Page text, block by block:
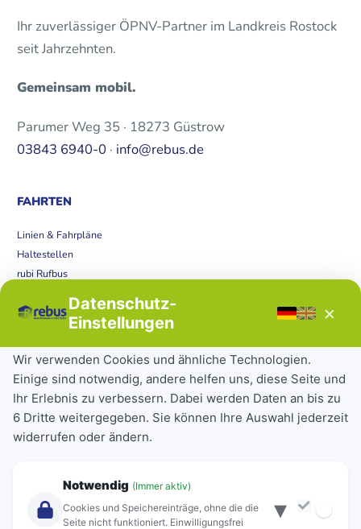
Ihr zuverlässiger ÖPNV-Partner im Landkreis Rostock
seit Jahrzehnten.
Gemeinsam mobil.
Parumer Weg 35 · 18273 Güstrow
03843 6940-0 · info@rebus.de
FAHRTEN
Linien & Fahrpläne
Haltestellen
rubi Rufbus
Störungen
Tickets & Tarife
Deutschlandticket
Schülerkarte
Einzeltickets
Abonnements
Über Rebus
Datenschutz-
Einstellungen
×
Wir verwenden Cookies und ähnliche Technologien.
Einige sind notwendig, andere helfen uns, diese Seite und
Ihr Erlebnis zu verbessern. Dabei werden Daten an bis zu
6 Dritte weitergegeben. Sie können Ihre Auswahl jederzeit
widerrufen oder ändern.
Notwendig (Immer aktiv)
Cookies und Speichereinträge, ohne die die
Seite nicht funktioniert. Einwilligungsfrei
▾